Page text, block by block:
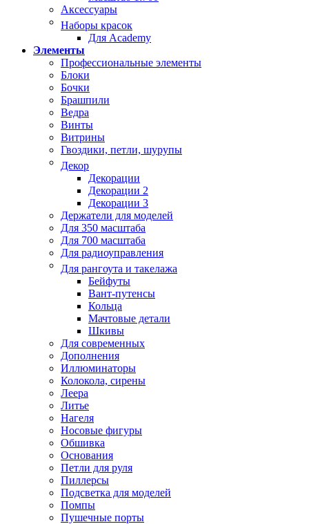
Аксессуары
Наборы красок
Для Academy
Элементы
Профессиональные элементы
Блоки
Бочки
Брашпили
Ведра
Винты
Витрины
Гвоздики, петли, шурупы
Декор
Декорации
Декорации 2
Декорации 3
Держатели для моделей
Для 350 масштаба
Для 700 масштаба
Для радиоуправления
Для рангоута и такелажа
Бейфуты
Вант-путенсы
Кольца
Мачтовые детали
Шкивы
Для современных
Дополнения
Иллюминаторы
Колокола, сирены
Леера
Литье
Нагеля
Носовые фигуры
Обшивка
Основания
Петли для руля
Пиллерсы
Подсветка для моделей
Помпы
Пушечные порты